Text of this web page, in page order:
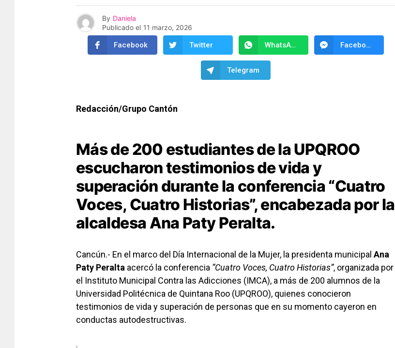
By Daniela
Publicado el 11 marzo, 2026
Facebook Twitter WhatsApp Facebook Messenger
Telegram
Redacción/Grupo Cantón
Más de 200 estudiantes de la UPQROO
escucharon testimonios de vida y
superación durante la conferencia “Cuatro
Voces, Cuatro Historias”, encabezada por la
alcaldesa Ana Paty Peralta.
Cancún.- En el marco del Día Internacional de la Mujer, la presidenta municipalAna
Paty Peralta acercó la conferencia “Cuatro Voces, Cuatro Historias”, organizada por
el Instituto Municipal Contra las Adicciones (IMCA), a más de 200 alumnos de la
Universidad Politécnica de Quintana Roo (UPQROO), quienes conocieron
testimonios de vida y superación de personas que en su momento cayeron en
conductas autodestructivas.